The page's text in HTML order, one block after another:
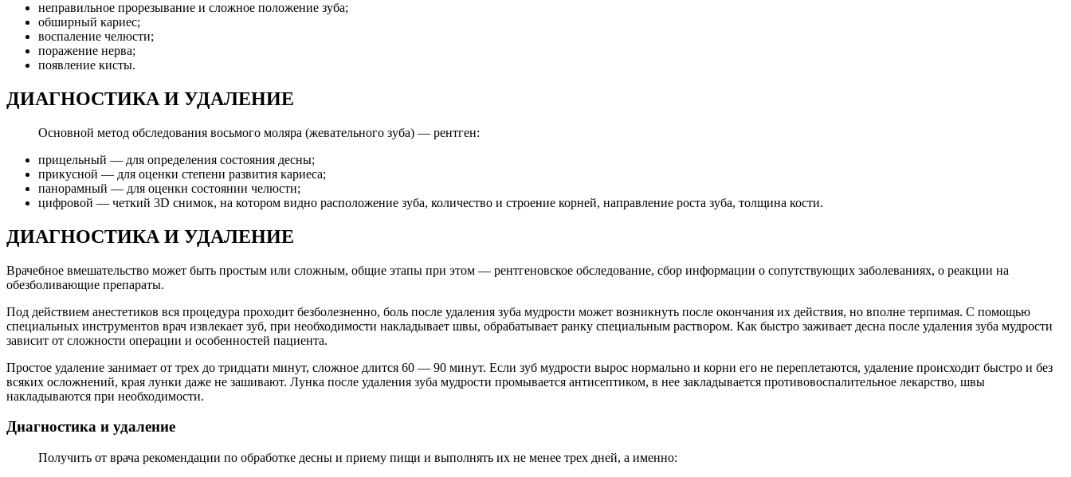
неправильное прорезывание и сложное положение зуба;
обширный кариес;
воспаление челюсти;
поражение нерва;
появление кисты.
ДИАГНОСТИКА И УДАЛЕНИЕ
Основной метод обследования восьмого моляра (жевательного зуба) — рентген:
прицельный — для определения состояния десны;
прикусной — для оценки степени развития кариеса;
панорамный — для оценки состоянии челюсти;
цифровой — четкий 3D снимок, на котором видно расположение зуба, количество и строение корней, направление роста зуба, толщина кости.
ДИАГНОСТИКА И УДАЛЕНИЕ
Врачебное вмешательство может быть простым или сложным, общие этапы при этом — рентгеновское обследование, сбор информации о сопутствующих заболеваниях, о реакции на
обезболивающие препараты.
Под действием анестетиков вся процедура проходит безболезненно, боль после удаления зуба мудрости может возникнуть после окончания их действия, но вполне терпимая. С помощью
специальных инструментов врач извлекает зуб, при необходимости накладывает швы, обрабатывает ранку специальным раствором. Как быстро заживает десна после удаления зуба мудрости
зависит от сложности операции и особенностей пациента.
Простое удаление занимает от трех до тридцати минут, сложное длится 60 — 90 минут. Если зуб мудрости вырос нормально и корни его не переплетаются, удаление происходит быстро и без
всяких осложнений, края лунки даже не зашивают. Лунка после удаления зуба мудрости промывается антисептиком, в нее закладывается противовоспалительное лекарство, швы
накладываются при необходимости.
Диагностика и удаление
Получить от врача рекомендации по обработке десны и приему пищи и выполнять их не менее трех дней, а именно: